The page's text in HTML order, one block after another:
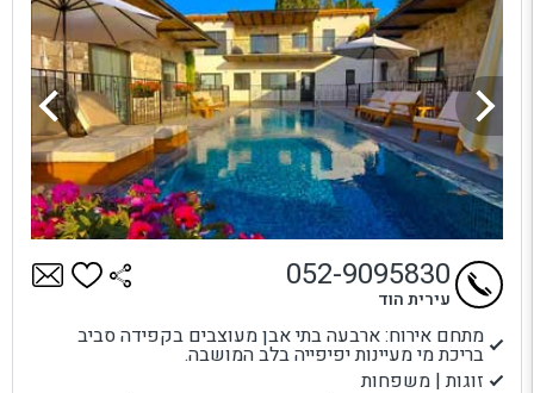
מתחם אירוח: ארבעה בתי אבן מעוצבים בקפידה סביב
בריכת מי מעיינות יפיפייה בלב המושבה.
זוגות | משפחות
052-9095830
עירית הוד